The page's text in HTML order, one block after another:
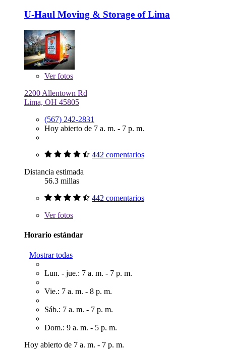
U-Haul Moving & Storage of Lima
Verfotos
2200 Allentown Rd
Lima, OH 45805
(567) 242-2831
Hoy abierto de 7 a. m. - 7 p. m.
442 comentarios
Distancia estimada
56.3 millas
442 comentarios
Verfotos
Horario estándar
Mostrar todas
Lun. - jue.: 7 a. m. - 7 p. m.
Vie.: 7 a. m. - 8 p. m.
Sáb.: 7 a. m. - 7 p. m.
Dom.: 9 a. m. - 5 p. m.
Hoy abierto de 7 a. m. - 7 p. m.